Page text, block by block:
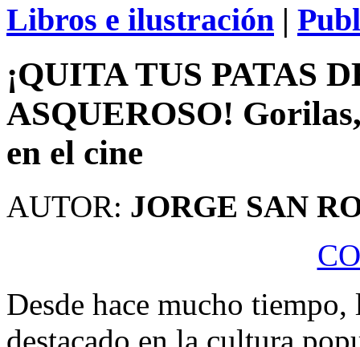
Libros e ilustración |
¡QUITA TUS PATAS
ASQUEROSO!
en el cine
AUTOR: JORGE SAN
Desde hace mucho
destacado en la cultura